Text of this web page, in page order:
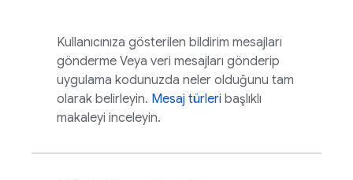
Kullanıcınıza gösterilen bildirim mesajları
gönderme Veya veri mesajları gönderip
uygulama kodunuzda neler olduğunu tam
olarak belirleyin. Mesaj türleri başlıklı
makaleyi inceleyin.